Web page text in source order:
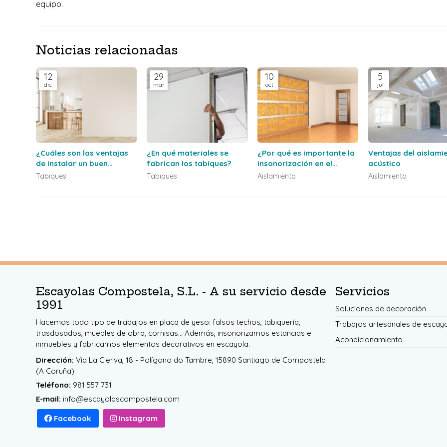
equipo.
Noticias relacionadas
12
dic
¿Cuáles son las ventajas
de instalar un buen
sistema de tabiquería?
Tabiques
29
mar
¿En qué materiales se
fabrican los tabiques?
Tabiques
10
oct
¿Por qué es importante la
insonorización en el
hogar?
Aislamiento
5
jul
Ventajas del
acústico
Aislamiento
Escayolas Compostela, S.L. - A su servicio desde
1991
Hacemos todo tipo de trabajos en placa de yeso: falsos techos, tabiquería,
trasdosados, muebles de obra, cornisas... Además, insonorizamos estancias e
inmuebles y fabricamos elementos decorativos en escayola.
Dirección: Vía La Cierva, 18 - Polígono do Tambre, 15890 Santiago de Compostela
(A Coruña)
Teléfono: 981 557 731
E-mail: info@escayolascompostela.com
Facebook Instagram
Servicios
Soluciones de decoración
Trabajos artesanales de
Acondicionamiento